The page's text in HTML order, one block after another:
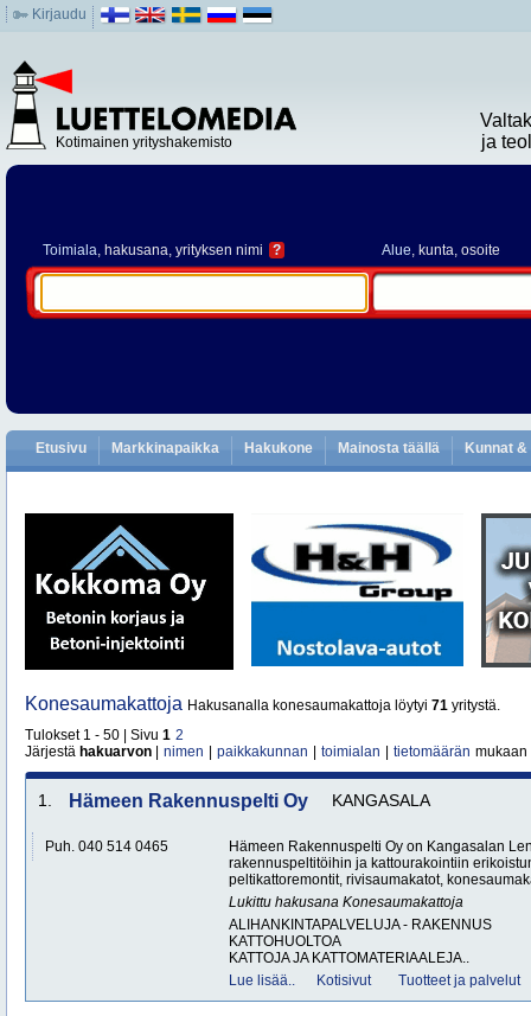
Kirjaudu
Kotimainen yrityshakemisto
ja
Toimiala, hakusana, yrityksen nimi ? Alue, kunta, osoite
Etusivu Markkinapaikka Hakukone Mainosta täällä Kunnat
Konesaumakattoja Hakusanalla konesaumakattoja löytyi 71 yritystä.
Tulokset 1 - 50 | Sivu 1 2
Järjestä hakuarvon nimen paikkakunnan toimialan tietomäärän mukaan
1. Hämeen Rakennuspelti Oy KANGASALA
Puh. 040 514 0465
Hämeen Rakennuspelti Oy on Kangasalan
rakennuspeltitöihin ja kattourakointiin
peltikattoremontit, rivisaumakatot,
Lukittu hakusana Konesaumakattoja
ALIHANKINTAPALVELUJA - RAKENNUS
KATTOHUOLTOA
KATTOJA JA KATTOMATERIAALEJA..
Lue lisää..
Kotisivut Tuotteet ja palvelut